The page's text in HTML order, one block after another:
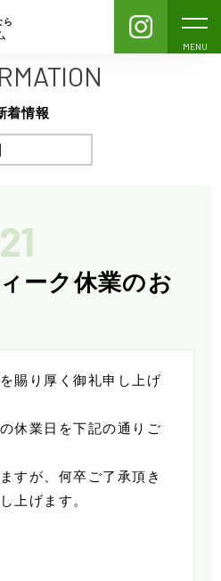
ら
MENU
着情報
ーク休業のお
賜り厚く御礼申し上げ
休業日を下記の通りご
すが、何卒ご了承頂き
上げます。